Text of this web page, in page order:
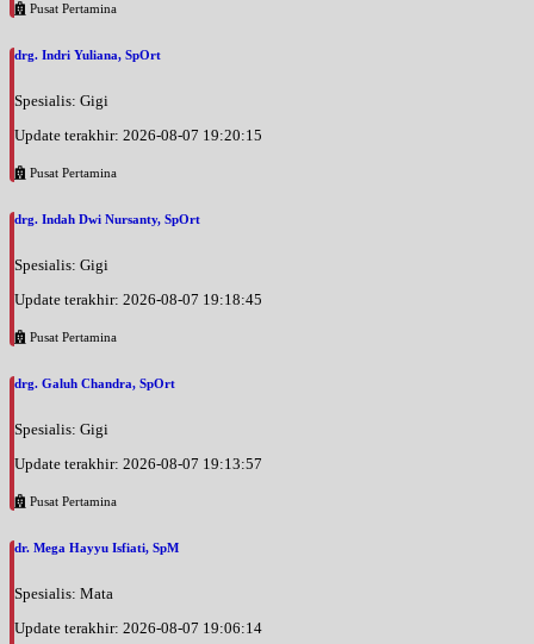
Pusat Pertamina
drg. Indri Yuliana, SpOrt
Spesialis: Gigi
Update terakhir: 2026-08-07 19:20:15
Pusat Pertamina
drg. Indah Dwi Nursanty, SpOrt
Spesialis: Gigi
Update terakhir: 2026-08-07 19:18:45
Pusat Pertamina
drg. Galuh Chandra, SpOrt
Spesialis: Gigi
Update terakhir: 2026-08-07 19:13:57
Pusat Pertamina
dr. Mega Hayyu Isfiati, SpM
Spesialis: Mata
Update terakhir: 2026-08-07 19:06:14